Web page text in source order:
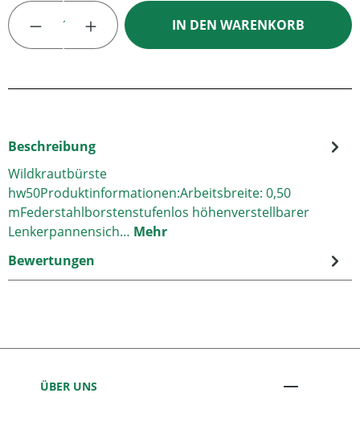
Produkt Anzahl: Gib den gewünschten
IN DEN WARENKORB
Beschreibung
Wildkrautbürste
hw50Produktinformationen:Arbeitsbreite: 0,50
mFederstahlborstenstufenlos höhenverstellbarer
Lenkerpannensich… Mehr
Bewertungen
ÜBER UNS